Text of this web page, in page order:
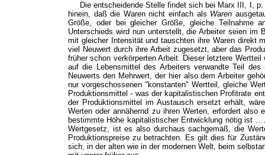
Die entscheidende Stelle findet sich bei Marx III, I,
hinein, daß die Waren nicht einfach als Waren
Größe, oder bei gleicher Größe, gleiche Teilnahme
Unterschieds wird nun unterstellt, die Arbeiter seien
mit gleicher Intensität und tauschten ihre Waren direkt
viel Neuwert durch ihre Arbeit zugesetzt, aber das
früher schon verkörperten Arbeit. Dieser letztere
auf die Lebensmittel des Arbeiters verwandte Teil
Neuwerts den Mehrwert, der hier also dem Arbeiter
nur vorgeschossenen "konstanten" Wertteil, gleiche
Produktionsmittel - was der kapitalistischen Profitrate
der Produktionsmittel im Austausch ersetzt erhält,
Werten oder annähernd zu ihren Werten, erfordert also
bestimmte Höhe kapitalistischer Entwicklung nötig ist
Wertgesetz, ist es also durchaus sachgemäß, die
Produktionspreise zu betrachten. Es gilt dies für
sich, in der alten wie in der modernen Welt, beim